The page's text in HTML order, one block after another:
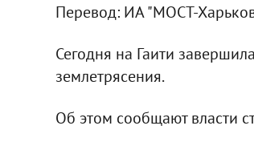
Перевод: ИА "МОСТ-
Сегодня на Гаити
землетрясения.
Об этом сообщают власти